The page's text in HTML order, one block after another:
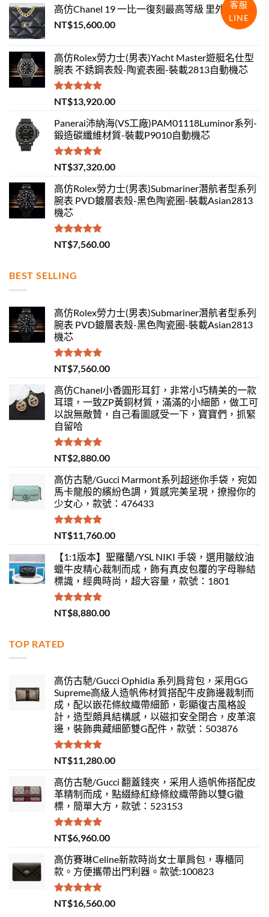
高仿Chanel 19 一比一復刻最高等級 里外全羊皮
NT$15,600.00
高仿Rolex勞力士(男表)Yacht Master遊艇名仕型
腕表 不銹鋼表殼-陶瓷表圈-裝載2813自動機芯
評分5.00
滿分 5
NT$13,920.00
Panerai沛納海(VS工廠)PAM01118Luminor系列-
鍛造碳纖維材質-裝載P9010自動機芯
評分5.00
滿分 5
NT$37,320.00
高仿Rolex勞力士(男表)Submariner潛航者型系列
腕表 PVD鍍層表殼-黑色陶瓷圈-裝載Asian2813
機芯
評分 5.00
滿分 5
NT$7,560.00
BEST SELLING
高仿Rolex勞力士(男表)Submariner潛航者型系列
腕表 PVD鍍層表殼-黑色陶瓷圈-裝載Asian2813
機芯
評分 5.00
滿分 5
NT$7,560.00
高仿Chanel小香圓形耳釘，非常小巧精美的一款
耳環，一致ZP黃銅材質，滿滿的小細節，做工可
以說無敵贊，自己看圖感受一下，寶寶們，抓緊
自留哈
評分 5.00
滿分 5
NT$2,880.00
高仿古馳/Gucci Marmont系列超迷你手袋，宛如
馬卡龍般的繽紛色調，質感完美呈現，撩撥你的
少女心，款號：476433
評分5.00
滿分 5
NT$11,760.00
【1:1版本】聖羅蘭/YSL NIKI 手袋，選用皺紋油
蠟牛皮精心裁制而成，飾有真皮包覆的字母聯結
標識，經典時尚，超大容量，款號：1801
評分 5.00
滿分 5
NT$8,880.00
TOP RATED
高仿古馳/Gucci Ophidia 系列肩背包，采用GG
Supreme高級人造帆佈材質搭配牛皮飾邊裁制而
成，配以嵌花條紋織帶細節，彰顯復古風格設
計，造型頗具結構感，以磁扣安全閉合，皮革滾
邊，裝飾典藏細節雙G配件，款號：503876
評分5.00
滿分 5
NT$11,280.00
高仿古馳/Gucci 翻蓋錢夾，采用人造帆佈搭配皮
革精制而成，點綴綠紅綠條紋織帶飾以雙G徽
標，簡單大方，款號：523153
評分 5.00
滿分 5
NT$6,960.00
高仿賽琳Celine新款時尚女士單肩包，專櫃同
款。方便攜帶出門利器。款號:100823
評分5.00
滿分 5
NT$16,560.00
客服
LINE